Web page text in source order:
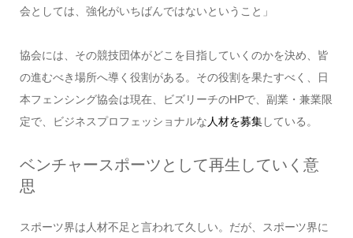
会としては、強化がいちばんではないということ」
協会には、その競技団体がどこを目指していくのかを決め、皆
の進むべき場所へ導く役割がある。その役割を果たすべく、日
本フェンシング協会は現在、ビズリーチのHPで、副業・兼業限
定で、ビジネスプロフェッショナルな人材を募集している。
ベンチャースポーツとして再生していく意
思
スポーツ界は人材不足と言われて久しい。だが、スポーツ界に